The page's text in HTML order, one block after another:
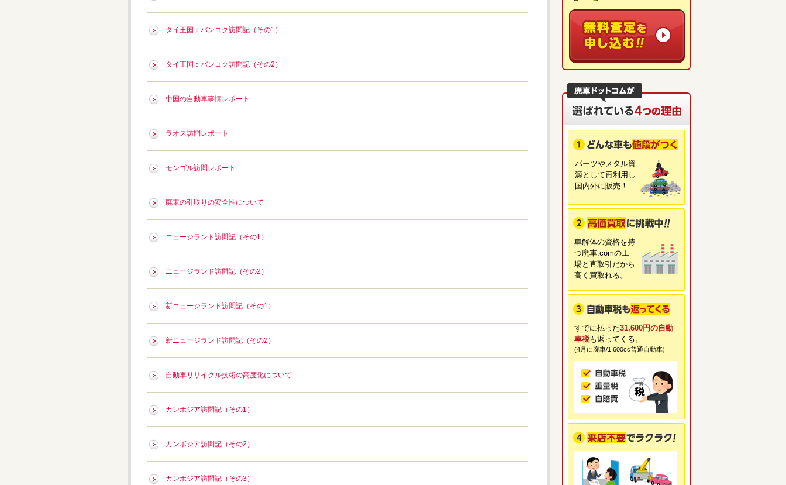
タイ王国：バンコク訪問記（その1）
タイ王国：バンコク訪問記（その2）
中国の自動車事情レポート
ラオス訪問レポート
モンゴル訪問レポート
廃車の引取りの安全性について
ニュージランド訪問記（その1）
ニュージランド訪問記（その2）
新ニュージランド訪問記（その1）
新ニュージランド訪問記（その2）
自動車リサイクル技術の高度化について
カンボジア訪問記（その1）
カンボジア訪問記（その2）
カンボジア訪問記（その3）
パーツやメタル資
源として再利用し
国内外に販売！
車解体の資格を持
つ廃車.comの工
場と直取引だから
高く買取れる。
すでに払った31,600円の自動
車税も返ってくる。
(4月に廃車/1,600cc普通自動車)